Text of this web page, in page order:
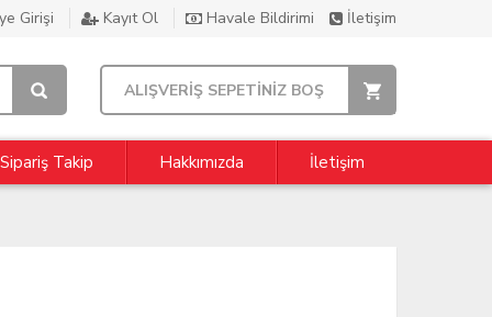
Girişi Kayıt Ol Havale Bildirimi İletişim
ALIŞVERİŞ SEPETİNİZ BOŞ
Sipariş Takip Hakkımızda İletişim